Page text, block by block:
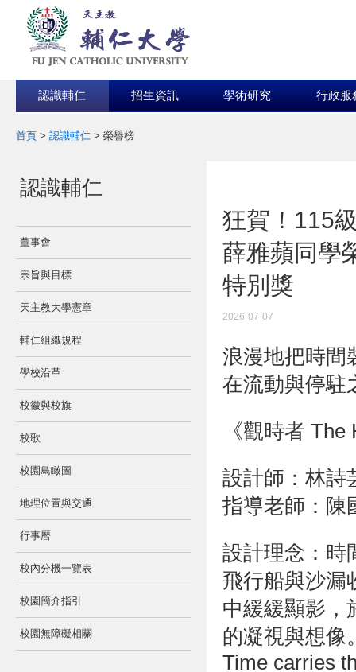
認識輔仁 招生資訊 學術研究 行政服
首頁 > 認識輔仁 > 榮譽榜
:::
認識輔仁
董事會
宗旨與目標
天主教大學憲章
輔仁組織規程
學校沿革
校徽與校旗
校歌
校園鳥瞰圖
地理位置與交通
行事曆
校內分機一覽表
校園簡介指引
校園無障礙相關
狂賀！115
薛雅蘋同學
特別獎
2026-07-07
浪漫地把時間
在流動與停駐
《觀時者
設計師：林
指導老師：陳
設計理念：時
飛行船與沙漏
中緩緩顯影，
的凝視與想像
Time carries